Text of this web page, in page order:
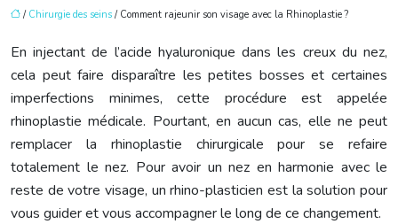
/ Chirurgie des seins / Comment rajeunir son visage avec la Rhinoplastie ?
En injectant de l’acide hyaluronique dans les creux du nez,
cela peut faire disparaître les petites bosses et certaines
imperfections minimes, cette procédure est appelée
rhinoplastie médicale. Pourtant, en aucun cas, elle ne peut
remplacer la rhinoplastie chirurgicale pour se refaire
totalement le nez. Pour avoir un nez en harmonie avec le
reste de votre visage, un rhino-plasticien est la solution pour
vous guider et vous accompagner le long de ce changement.